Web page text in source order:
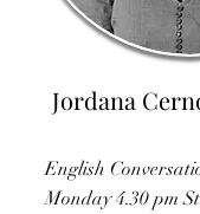
Jordana
English
Monday 4.30 pm